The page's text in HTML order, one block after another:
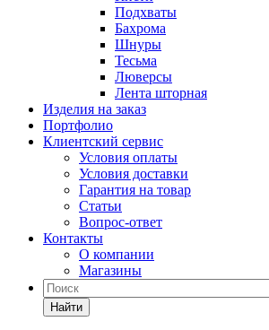
Подхваты
Бахрома
Шнуры
Тесьма
Люверсы
Лента шторная
Изделия на заказ
Портфолио
Клиентский сервис
Условия оплаты
Условия доставки
Гарантия на товар
Статьи
Вопрос-ответ
Контакты
О компании
Магазины
Найти